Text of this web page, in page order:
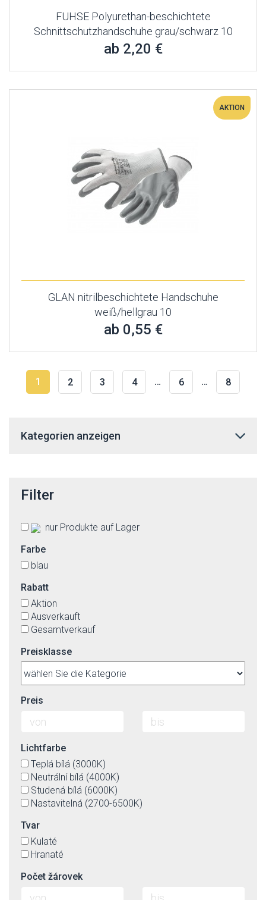
FUHSE Polyurethan-beschichtete
Schnittschutzhandschuhe grau/schwarz 10
ab 2,20 €
AKTION
GLAN nitrilbeschichtete Handschuhe
weiß/hellgrau 10
ab 0,55 €
1 2 3 4 … 6 … 8
Kategorien anzeigen
Filter
nur Produkte auf Lager
Farbe
blau
Rabatt
Aktion
Ausverkauft
Gesamtverkauf
Preisklasse
Preis
Lichtfarbe
Teplá bílá (3000K)
Neutrální bílá (4000K)
Studená bílá (6000K)
Nastavitelná (2700-6500K)
Tvar
Kulaté
Hranaté
Počet žárovek